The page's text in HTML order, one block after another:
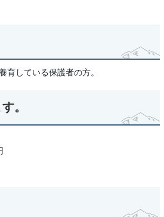
している保護者の方。
。